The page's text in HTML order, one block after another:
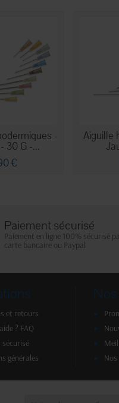
-
30 G -...
€
Aiguille
Paiement sécurisé
Paiement en ligne 100% sécurisé
carte bancaire ou Paypal
et retours
? FAQ
sécurisé
générales